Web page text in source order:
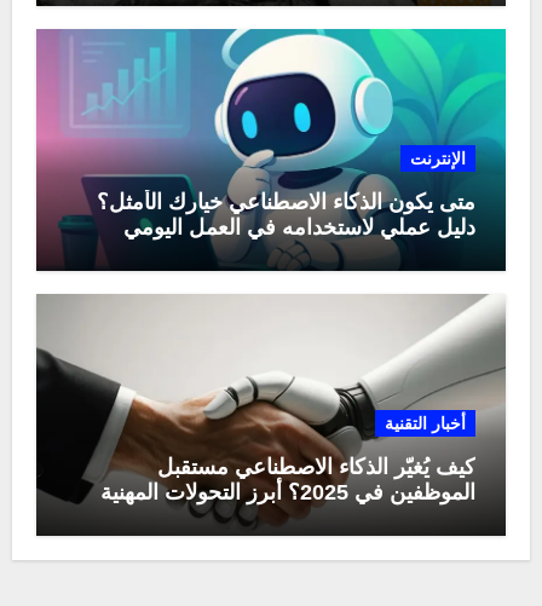
الإنترنت
متى يكون الذكاء الاصطناعي خيارك الأمثل؟
دليل عملي لاستخدامه في العمل اليومي
أخبار التقنية
كيف يُغيّر الذكاء الاصطناعي مستقبل
الموظفين في 2025؟ أبرز التحولات المهنية